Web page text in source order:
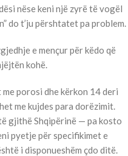
nëse keni një zyrë të vogël
do t’ju përshtatet pa problem.
e mençur për këdo që
kohë.
me porosi dhe kërkon 14 deri
me kujdes para dorëzimit.
gjithë Shqipërinë — pa kosto
pyetje për specifikimet e
i disponueshëm çdo ditë.